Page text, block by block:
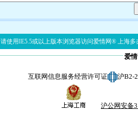
请使用IE5.5或以上版本浏览器访问爱情网® 上海多
爱
互联网信息服务经营许可证 沪B2-
沪公网安备